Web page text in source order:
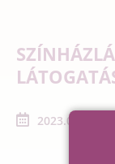
2023.01.01. -